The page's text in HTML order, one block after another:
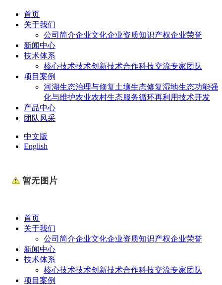
首页
关于我们
公司简介企业文化企业资质知识产权企业荣誉
新闻中心
技术体系
核心技术技术创新技术合作科技交流专家团队
项目案例
河湖生态治理与修复土壤生态修复湿地生态功能强
化与维护农业农村生态服务循环再利用技术开发
产品中心
团队风采
中文版
English
首页
关于我们
公司简介企业文化企业资质知识产权企业荣誉
新闻中心
技术体系
核心技术技术创新技术合作科技交流专家团队
项目案例